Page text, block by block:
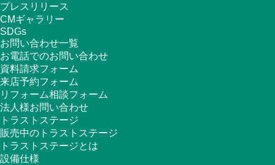
プレスリリース
CMギャラリー
SDGs
お問い合わせ一覧
お電話でのお問い合わせ
資料請求フォーム
来店予約フォーム
リフォーム相談フォーム
法人様お問い合わせ
トラストステージ
販売中のトラストステージ
トラストステージとは
設備仕様